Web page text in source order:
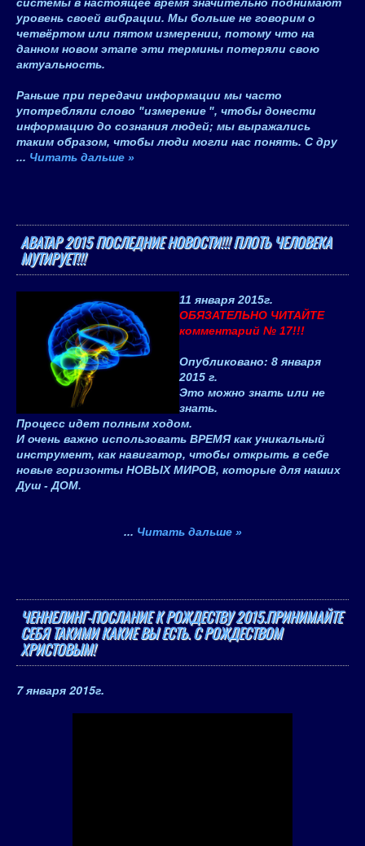
уровень своей вибрации. Мы больше не говорим о
четвёртом или пятом измерении, потому что на
данном новом этапе эти термины потеряли свою
актуальность.
Раньше при передачи информации мы часто
употребляли слово "измерение ", чтобы донести
информацию до сознания людей; мы выражались
таким образом, чтобы люди могли нас понять. С дру
... Читать дальше »
АВАТАР 2015 ПОСЛЕДНИЕ НОВОСТИ!!! ПЛОТЬ ЧЕЛОВЕКА
МУТИРУЕТ!!!
11 января 2015г.
ОБЯЗАТЕЛЬНО ЧИТАЙТЕ
комментарий № 17!!!
Опубликовано: 8 января
2015 г.
Это можно знать или не
знать.
Процесс идет полным ходом.
И очень важно использовать ВРЕМЯкак уникальный
инструмент, как навигатор, чтобы открыть в себе
новые горизонты НОВЫХ МИРОВ, которые для наших
Душ -ДОМ.
... Читать дальше »
ЧЕННЕЛИНГ-ПОСЛАНИЕ К РОЖДЕСТВУ 2015.ПРИНИМАЙТЕ
СЕБЯ ТАКИМИ КАКИЕ ВЫ ЕСТЬ. С РОЖДЕСТВОМ
ХРИСТОВЫМ!
7 января 2015г.